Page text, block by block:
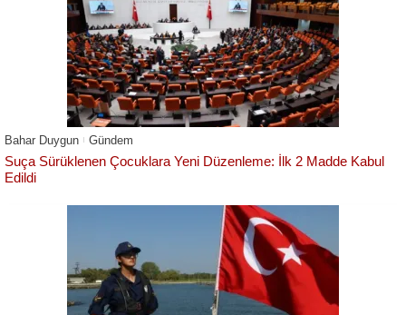
Bahar Duygun Gündem
Suça Sürüklenen Çocuklara Yeni Düzenleme: İlk 2 Madde Kabul
Edildi